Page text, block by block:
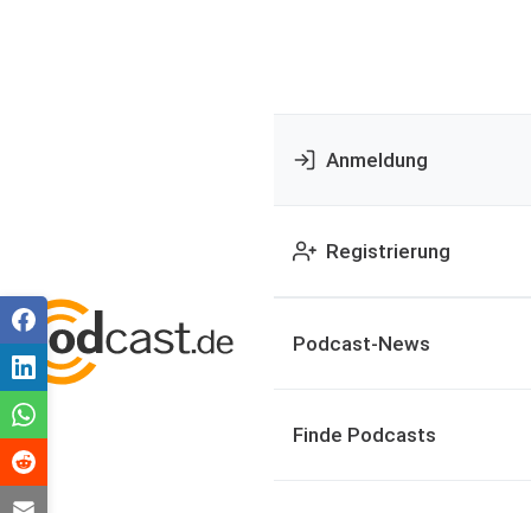
Anmeldung
Registrierung
Podcast-News
Finde Podcasts